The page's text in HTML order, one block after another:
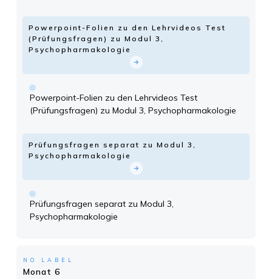
Powerpoint-Folien zu den Lehrvideos Test
(Prüfungsfragen) zu Modul 3,
Psychopharmakologie
Powerpoint-Folien zu den Lehrvideos Test
(Prüfungsfragen) zu Modul 3, Psychopharmakologie
Prüfungsfragen separat zu Modul 3,
Psychopharmakologie
Prüfungsfragen separat zu Modul 3,
Psychopharmakologie
NO LABEL
Monat 6